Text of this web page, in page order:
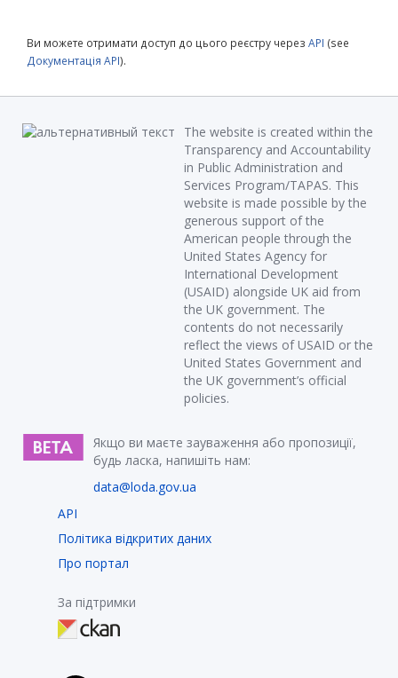
Ви можете отримати доступ до цього реєстру через API (see
Документація API).
The website is created within the
Transparency and Accountability
in Public Administration and
Services Program/TAPAS. This
website is made possible by the
generous support of the
American people through the
United States Agency for
International Development
(USAID) alongside UK aid from
the UK government. The
contents do not necessarily
reflect the views of USAID or the
United States Government and
the UK government’s official
policies.
Якщо ви маєте зауваження або пропозиції,
будь ласка, напишіть нам:
data@loda.gov.ua
API
Політика відкритих даних
Про портал
За підтримки